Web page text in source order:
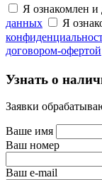
Я ознакомлен и
данных
Я
договором-офертой
Узнать о
Заявки
Ваше имя
Ваш номер
Ваш e-mail